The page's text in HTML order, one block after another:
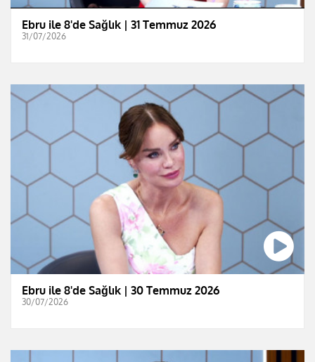
Ebru ile 8'de Sağlık | 31 Temmuz 2026
31/07/2026
Ebru ile 8'de Sağlık | 30 Temmuz 2026
30/07/2026